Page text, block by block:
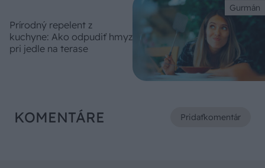
Gurmán
Prírodný repelent z
kuchyne: Ako odpudiť hmyz
pri jedle na terase
KOMENTÁRE Pridaťkomentár